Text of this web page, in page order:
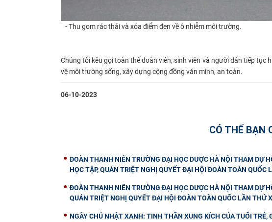
- Thu gom rác thải và xóa điểm đen về ô nhiễm môi trường.
Chúng tôi kêu gọi toàn thể đoàn viên, sinh viên và người dân tiếp
vệ môi trường sống, xây dựng cộng đồng văn minh, an toàn.
06-10-2023
CÓ THỂ BẠN
ĐOÀN THANH NIÊN TRƯỜNG ĐẠI HỌC DƯỢC HÀ NỘI THAM DỰ
HỌC TẬP, QUÁN TRIỆT NGHỊ QUYẾT ĐẠI HỘI ĐOÀN TOÀN
ĐOÀN THANH NIÊN TRƯỜNG ĐẠI HỌC DƯỢC HÀ NỘI THAM DỰ
QUÁN TRIỆT NGHỊ QUYẾT ĐẠI HỘI ĐOÀN TOÀN QUỐC LẦN THỨ
NGÀY CHỦ NHẬT XANH: TINH THẦN XUNG KÍCH CỦA TUỔI